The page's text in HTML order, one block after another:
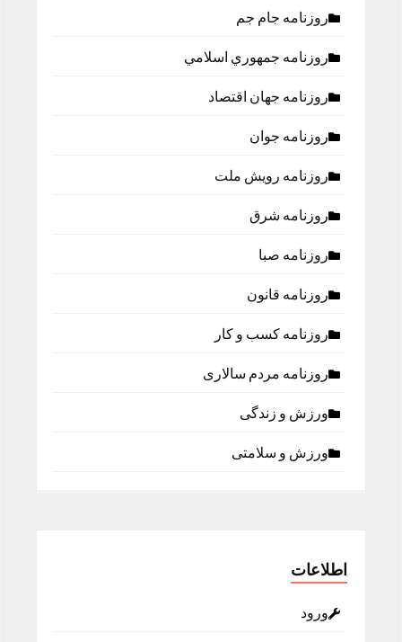
روزنامه جام جم
روزنامه جمهوري اسلامي
روزنامه جهان اقتصاد
روزنامه جوان
روزنامه رویش ملت
روزنامه شرق
روزنامه صبا
روزنامه قانون
روزنامه كسب و كار
روزنامه مردم سالاری
ورزش و زندگی
ورزش و سلامتی
اطلاعات
ورود